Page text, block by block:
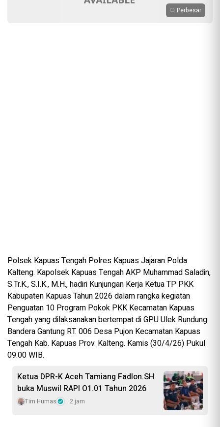
Perbesar
Polsek Kapuas Tengah Polres Kapuas Jajaran Polda
Kalteng. Kapolsek Kapuas Tengah AKP Muhammad Saladin,
S.Tr.K., S.I.K., M.H., hadiri Kunjungan Kerja Ketua TP PKK
Kabupaten Kapuas Tahun 2026 dalam rangka kegiatan
Penguatan 10 Program Pokok PKK Kecamatan Kapuas
Tengah yang dilaksanakan bertempat di GPU Ulek Rundung
Bandera Gantung RT. 006 Desa Pujon Kecamatan Kapuas
Tengah Kab. Kapuas Prov. Kalteng. Kamis (30/4/26) Pukul
09.00 WIB.
Ketua DPR-K Aceh Tamiang Fadlon.SH
buka Muswil RAPI O1.01 Tahun 2026
Tim Humas 2 jam